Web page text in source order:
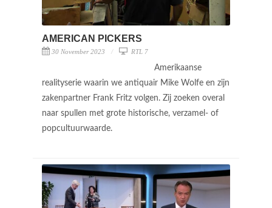
AMERICAN PICKERS
30 November 2023 RTL 7
Amerikaanse
realityserie waarin we antiquair Mike Wolfe en zijn
zakenpartner Frank Fritz volgen. Zij zoeken overal
naar spullen met grote historische, verzamel- of
popcultuurwaarde.